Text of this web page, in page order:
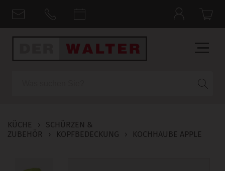
KÜCHE ›
SCHÜRZEN &
ZUBEHÖR
› KOPFBEDECKUNG › KOCHHAUBE APPLE